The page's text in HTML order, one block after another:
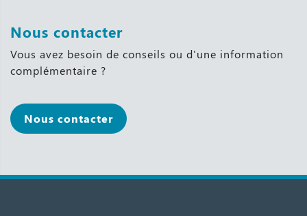
Nous contacter
Vous avez besoin de conseils ou d'une information
complémentaire ?
Nous contacter